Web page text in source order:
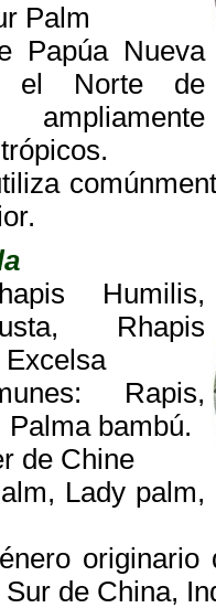
Palm
Papúa Nueva
el Norte de
Humilis,
Rhapis
Rapis,
bambú.
de Chine
Lady palm,
originario
de China,